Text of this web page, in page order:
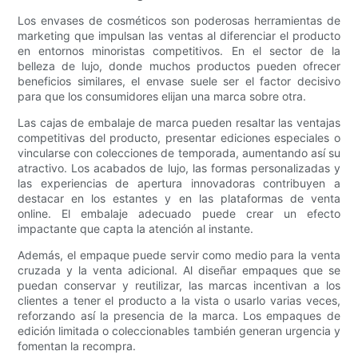
Los envases de cosméticos son poderosas herramientas de
marketing que impulsan las ventas al diferenciar el producto
en entornos minoristas competitivos. En el sector de la
belleza de lujo, donde muchos productos pueden ofrecer
beneficios similares, el envase suele ser el factor decisivo
para que los consumidores elijan una marca sobre otra.
Las cajas de embalaje de marca pueden resaltar las ventajas
competitivas del producto, presentar ediciones especiales o
vincularse con colecciones de temporada, aumentando así su
atractivo. Los acabados de lujo, las formas personalizadas y
las experiencias de apertura innovadoras contribuyen a
destacar en los estantes y en las plataformas de venta
online. El embalaje adecuado puede crear un efecto
impactante que capta la atención al instante.
Además, el empaque puede servir como medio para la venta
cruzada y la venta adicional. Al diseñar empaques que se
puedan conservar y reutilizar, las marcas incentivan a los
clientes a tener el producto a la vista o usarlo varias veces,
reforzando así la presencia de la marca. Los empaques de
edición limitada o coleccionables también generan urgencia y
fomentan la recompra.